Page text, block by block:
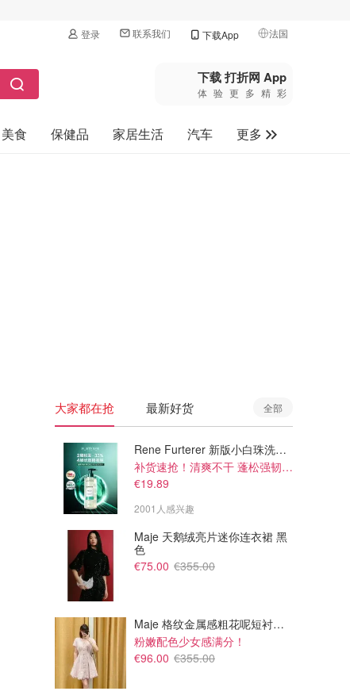
登录 联系我们 下载App 法国
🇺🇸美国
🇨🇳中国
🇨🇦加拿大
下载 打折网 App
体验更多精彩
美食 保健品 家居生活 汽车
更多
大家都在抢 最新好货 全部
Rene Furterer 新版小白珠洗发水 500ml
补货速抢！清爽不干 蓬松强韧秀发
€19.89
2001人感兴趣
Maje 天鹅绒亮片迷你连衣裙 黑
色
€75.00 €355.00
Maje 格纹金属感粗花呢短衬衫裙
粉嫩配色少女感满分！
€96.00 €355.00